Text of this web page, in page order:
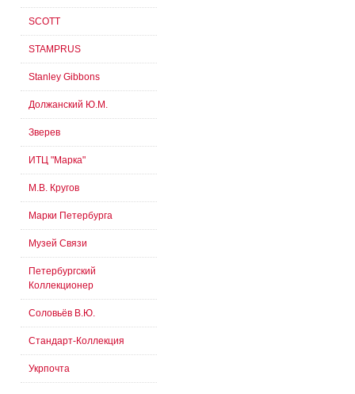
SCOTT
STAMPRUS
Stanley Gibbons
Должанский Ю.М.
Зверев
ИТЦ "Марка"
М.В. Кругов
Марки Петербурга
Музей Связи
Петербургский
Коллекционер
Соловьёв В.Ю.
Стандарт-Коллекция
Укрпочта